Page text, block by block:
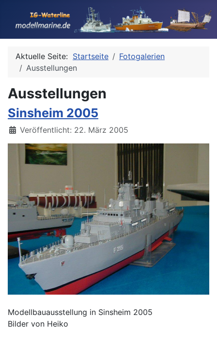
Aktuelle Seite: Startseite
Fotogalerien
Ausstellungen
Ausstellungen
Sinsheim 2005
Details
Veröffentlicht: 22. März 2005
Modellbauausstellung in Sinsheim 2005
Bilder von Heiko